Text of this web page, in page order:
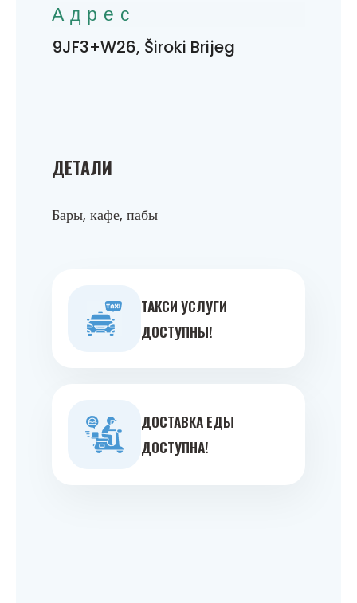
ДЕТАЛИ
Бары, кафе, пабы
ТАКСИ УСЛУГИ
ДОСТУПНЫ!
ДОСТАВКА ЕДЫ
ДОСТУПНА!
Адрес
9JF3+W26, Široki Brijeg